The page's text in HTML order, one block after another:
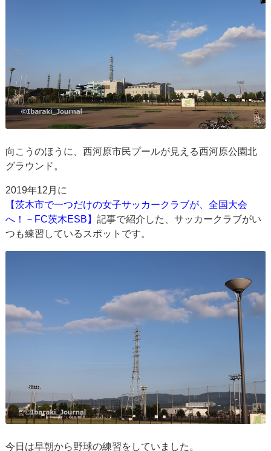
向こうのほうに、西河原市民プールが見える西河原公園北
グラウンド。
2019年12月に
【茨木市で一つだけの女子サッカークラブが、全国大会
へ！－FC茨木ESB】記事で紹介した、サッカークラブがい
つも練習しているスポットです。
今日は早朝から野球の練習をしていました。